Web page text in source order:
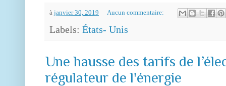
à janvier 30, 2019 Aucun commentaire:
Labels: États- Unis
Une hausse des tarifs de
régulateur de l'énergie